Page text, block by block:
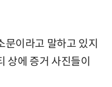
이라고 말하고 있지
상에 증거 사진들이